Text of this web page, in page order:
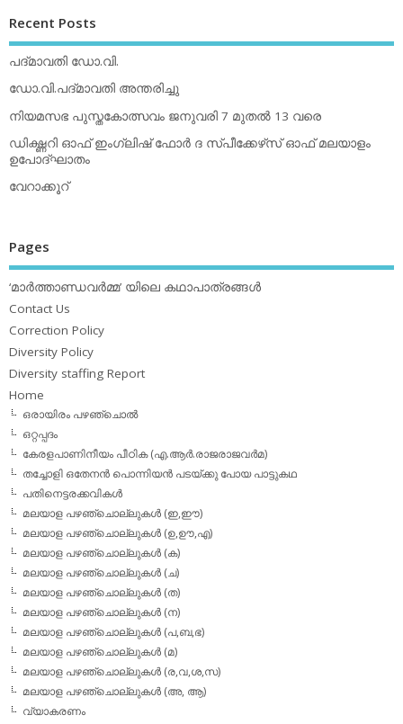
Recent Posts
പദ്മാവതി ഡോ.വി.
ഡോ.വി.പദ്മാവതി അന്തരിച്ചു
നിയമസഭ പുസ്തകോത്സവം ജനുവരി 7 മുതല്‍ 13 വരെ
ഡിക്ഷ്ണറി ഓഫ് ഇംഗ്ലിഷ് ഫോര്‍ ദ സ്പീക്കേഴ്‌സ് ഓഫ് മലയാളം
ഉപോദ്ഘാതം
വേറാക്കൂറ്
Pages
‘മാര്‍ത്താണ്ഡവര്‍മ്മ’ യിലെ കഥാപാത്രങ്ങള്‍
Contact Us
Correction Policy
Diversity Policy
Diversity staffing Report
Home
ഒരായിരം പഴഞ്ചൊല്‍
ഒറ്റപ്പദം
കേരളപാണിനീയം പീഠിക (എ.ആര്‍.രാജരാജവര്‍മ)
തച്ചോളി ഒതേനൻ പൊന്നിയൻ പടയ്‌ക്കു പോയ പാട്ടുകഥ
പതിനെട്ടരക്കവികള്‍
മലയാള പഴഞ്ചൊല്ലുകള്‍ (ഇ,ഈ)
മലയാള പഴഞ്ചൊല്ലുകള്‍ (ഉ,ഊ,എ)
മലയാള പഴഞ്ചൊല്ലുകള്‍ (ക)
മലയാള പഴഞ്ചൊല്ലുകള്‍ (ച)
മലയാള പഴഞ്ചൊല്ലുകള്‍ (ത)
മലയാള പഴഞ്ചൊല്ലുകള്‍ (ന)
മലയാള പഴഞ്ചൊല്ലുകള്‍ (പ,ബ,ഭ)
മലയാള പഴഞ്ചൊല്ലുകള്‍ (മ)
മലയാള പഴഞ്ചൊല്ലുകള്‍ (ര,വ,ശ,സ)
മലയാള പഴഞ്ചൊല്ലുകൾ (അ, ആ)
വ്യാകരണം